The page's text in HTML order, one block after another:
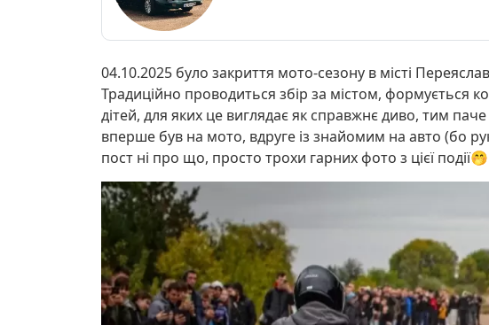
04.10.2025 було закриття мото-сезону в місті
Традиційно проводиться збір за містом, формується
дітей, для яких це виглядає як справжнє диво, тим
вперше був на мото, вдруге із знайомим на авто (бо
пост ні про що, просто трохи гарних фото з цієї події🤭